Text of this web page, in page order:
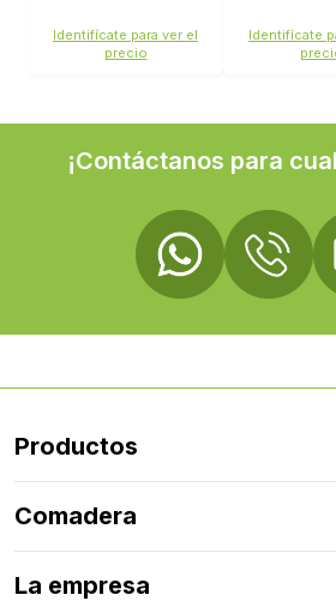
Identifícate para ver el
precio
Identifícate
¡Contáctanos para
Productos
Suelos Exteriores
Revestimientos Exteriores
Revestimientos Interiores
Puertas
Comadera
Gestión de servicios
La empresa